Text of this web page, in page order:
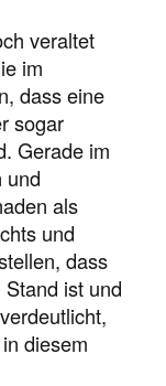
veraltet
im
dass eine
sogar
Gerade im
und
als
und
dass
ist und
diesem